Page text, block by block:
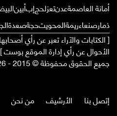
أمانة العاصمةعدنتعزلحجإبأبين
ذمارصنعاءريمةالمحويتحجةصعدة
[ الكتابات والآراء تعبر عن رأي
الأحوال عن رأي إدارة الموقع بوست ]
جميع الحقوق محفوظة © 2015 - 2026
إتصل بنا الأرشيف من نحن